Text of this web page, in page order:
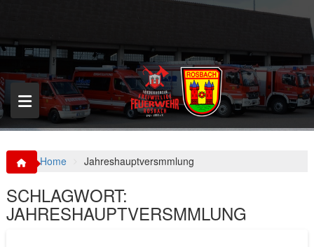
p
o
c
o
n
t
Home Jahreshauptversmmlung
SCHLAGWORT:
JAHRESHAUPTVERSMMLUNG